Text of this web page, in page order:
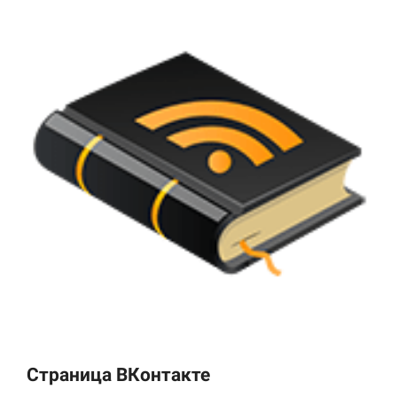
Страница ВКонтакте